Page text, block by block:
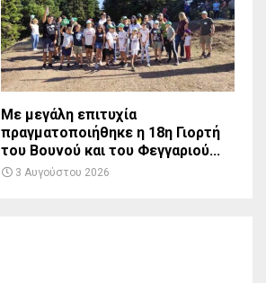
Με μεγάλη επιτυχία
πραγματοποιήθηκε η 18η Γιορτή
του Βουνού και του Φεγγαριού...
3 Αυγούστου 2026